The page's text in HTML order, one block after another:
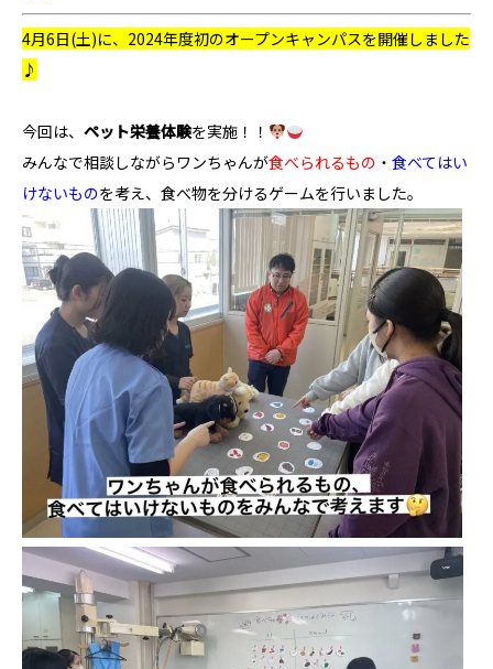
4月6日(土)に、2024年度初のオープンキャンパスを開催しました
♪
今回は、 ペット栄養体験を実施！！
みんなで相談しながらワンちゃんが食べられるもの ・ 食べてはい
けないものを考え、食べ物を分けるゲームを行いました。